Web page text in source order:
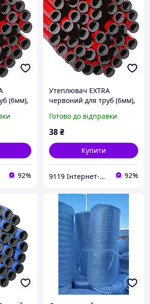
(6мм),
92%
Утеплювач EXTRA
червоний для труб (6мм),
Теплоізол
Готово до відправки
38₴
Купити
9119 Інтернет-магазин 92%